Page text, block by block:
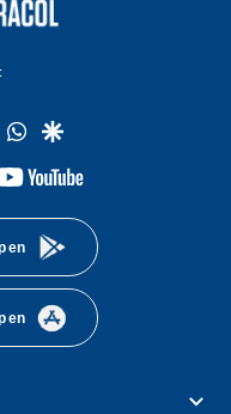
twitterwhatsapp
google
youtube-
en
en